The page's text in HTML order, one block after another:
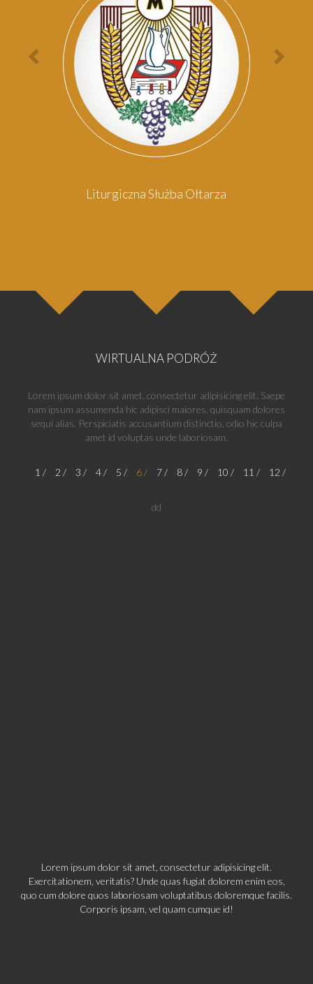
Poprzednia
osoba
Liturgiczna Służba Ołtarza
WIRTUALNA PODRÓŻ
Lorem ipsum dolor sit amet, consectetur adipisicing elit. Saepe
nam ipsum assumenda hic adipisci maiores, quisquam dolores
sequi alias. Perspiciatis accusantium distinctio, odio hic culpa
amet id voluptas unde laboriosam.
1 2 3 4 5 6 7 8 9 10 11 12
dd
Lorem ipsum dolor sit amet, consectetur adipisicing elit.
Exercitationem, veritatis? Unde quas fugiat dolorem enim eos,
quo cum dolore quos laboriosam voluptatibus doloremque facilis.
Corporis ipsam, vel quam cumque id!